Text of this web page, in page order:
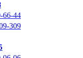
66-44
309